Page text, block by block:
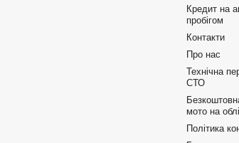
Кредит на
пробігом
Контакти
Про нас
Технічна
СТО
мото на
Політика